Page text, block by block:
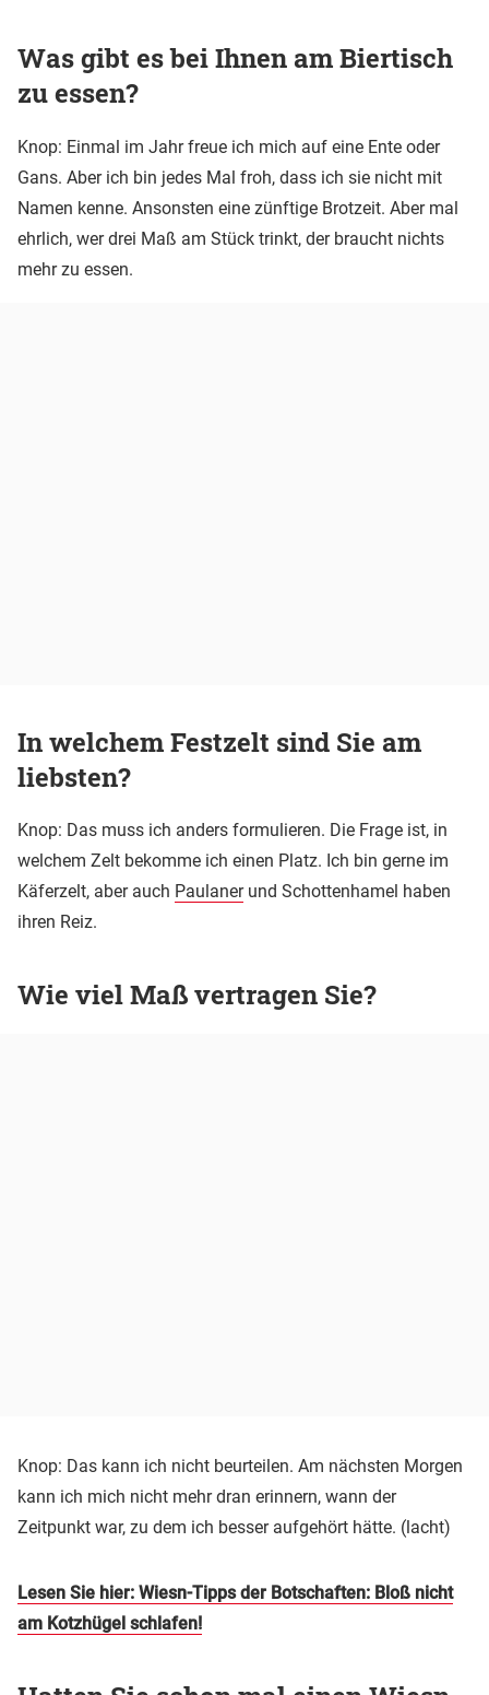
Was gibt es bei Ihnen am Biertisch
zu essen?
Knop: Einmal im Jahr freue ich mich auf eine Ente oder
Gans. Aber ich bin jedes Mal froh, dass ich sie nicht mit
Namen kenne. Ansonsten eine zünftige Brotzeit. Aber mal
ehrlich, wer drei Maß am Stück trinkt, der braucht nichts
mehr zu essen.
In welchem Festzelt sind Sie am
liebsten?
Knop: Das muss ich anders formulieren. Die Frage ist, in
welchem Zelt bekomme ich einen Platz. Ich bin gerne im
Käferzelt, aber auch Paulanerund Schottenhamel haben
ihren Reiz.
Wie viel Maß vertragen Sie?
Knop: Das kann ich nicht beurteilen. Am nächsten Morgen
kann ich mich nicht mehr dran erinnern, wann der
Zeitpunkt war, zu dem ich besser aufgehört hätte. (lacht)
Lesen Sie hier: Wiesn-Tipps der Botschaften: Bloß nicht
am Kotzhügel schlafen!